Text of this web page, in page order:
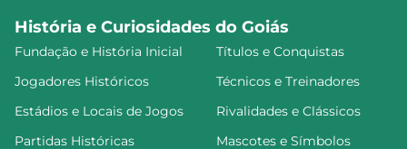
História e Curiosidades do Goiás
Fundação e História Inicial
Títulos e Conquistas
Jogadores Históricos
Técnicos e Treinadores
Estádios e Locais de Jogos
Rivalidades e Clássicos
Partidas Históricas
Mascotes e Símbolos